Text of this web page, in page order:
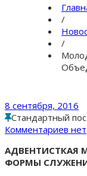
/
/
8 сентября, 2016
Стандартный
Комментариев нет
АДВЕНТИСТКАЯ
ФОРМЫ